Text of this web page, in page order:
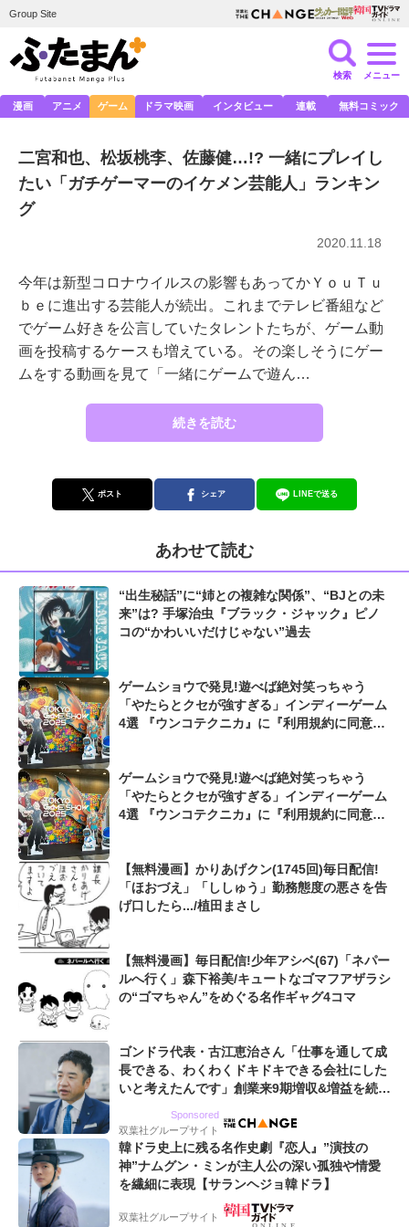
Group Site
検索 メニュー
漫画 アニメ ゲーム ドラマ映画 インタビュー 連載 無料コミック
二宮和也、松坂桃李、佐藤健…!? 一緒にプレイし
たい「ガチゲーマーのイケメン芸能人」ランキン
グ
2020.11.18
今年は新型コロナウイルスの影響もあってかＹｏｕＴｕ
ｂｅに進出する芸能人が続出。これまでテレビ番組など
でゲーム好きを公言していたタレントたちが、ゲーム動
画を投稿するケースも増えている。その楽しそうにゲー
ムをする動画を見て「一緒にゲームで遊ん…
続きを読む
ポスト シェア LINEで送る
あわせて読む
“出生秘話”に“姉との複雑な関係”、“BJとの未
来”は? 手塚治虫『ブラック・ジャック』ピノ
コの“かわいいだけじゃない”過去
ゲームショウで発見!遊べば絶対笑っちゃう
「やたらとクセが強すぎる」インディーゲーム
4選 『ウンコテクニカ』に『利用規約に同意し
ゲームショウで発見!遊べば絶対笑っちゃう
「やたらとクセが強すぎる」インディーゲーム
4選 『ウンコテクニカ』に『利用規約に同意し
【無料漫画】かりあげクン(1745回)毎日配信!
「ほおづえ」「ししゅう」勤務態度の悪さを告
げ口したら.../植田まさし
【無料漫画】毎日配信!少年アシベ(67)「ネパー
ルへ行く」森下裕美/キュートなゴマフアザラシ
の“ゴマちゃん”をめぐる名作ギャグ4コマ
ゴンドラ代表・古江恵治さん「仕事を通して成
長できる、わくわくドキドキできる会社にした
いと考えたんです」創業来9期増収&増益を続け
Sponsored
双葉社グループサイト
韓ドラ史上に残る名作史劇『恋人』”演技の
神”ナムグン・ミンが主人公の深い孤独や情愛
を繊細に表現【サランヘジョ韓ドラ】
双葉社グループサイト